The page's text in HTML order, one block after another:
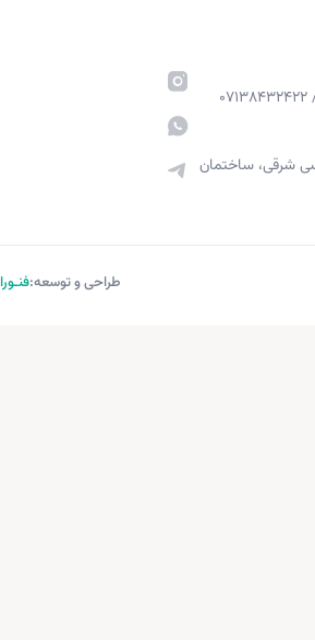
شرقی، ساختمان
طراحی و توسعه:فنـورا